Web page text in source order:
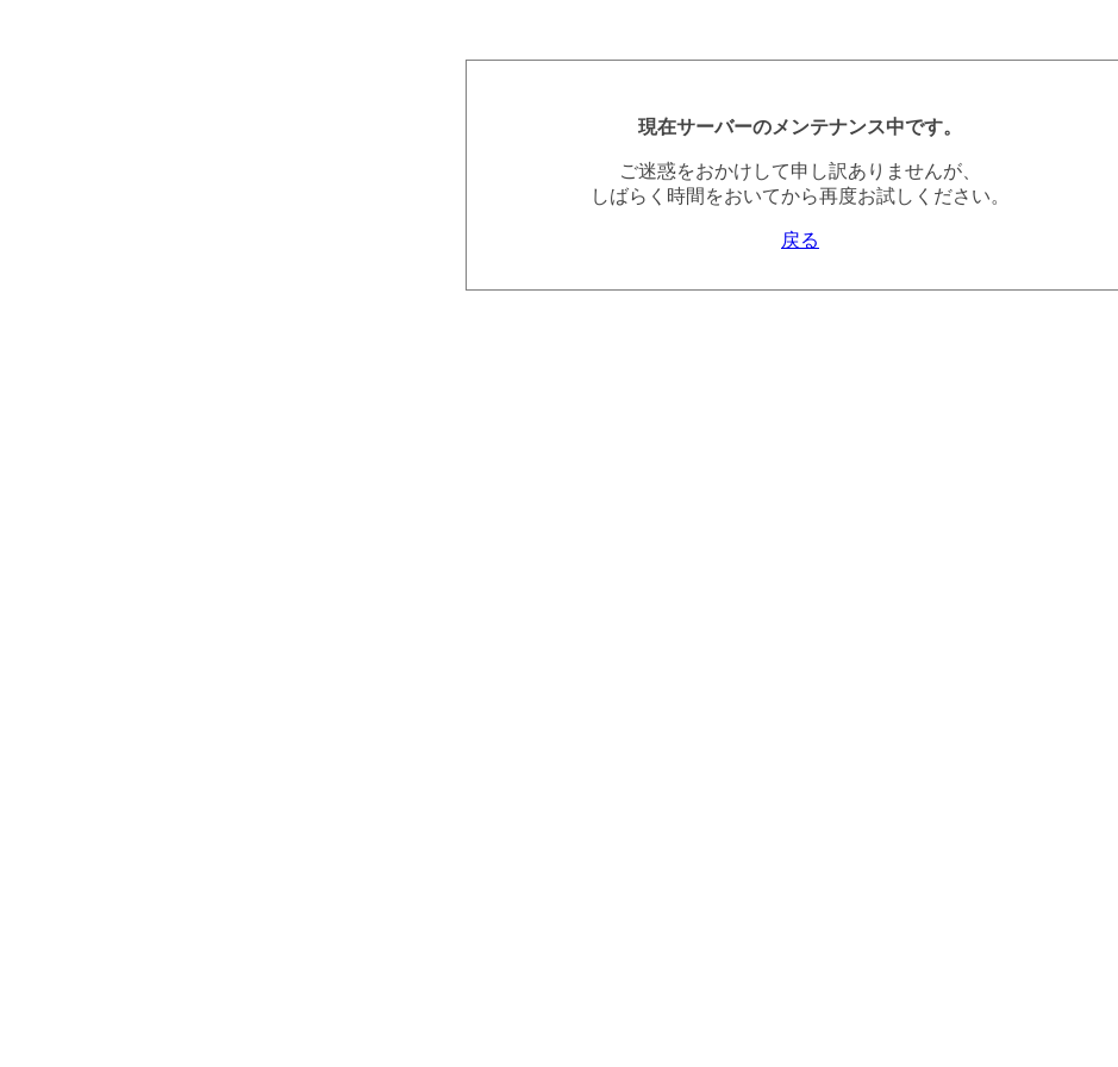
現在サーバーのメンテナンス中です。
ご迷惑をおかけして申し訳ありませんが、
しばらく時間をおいてから再度お試しください。
戻る